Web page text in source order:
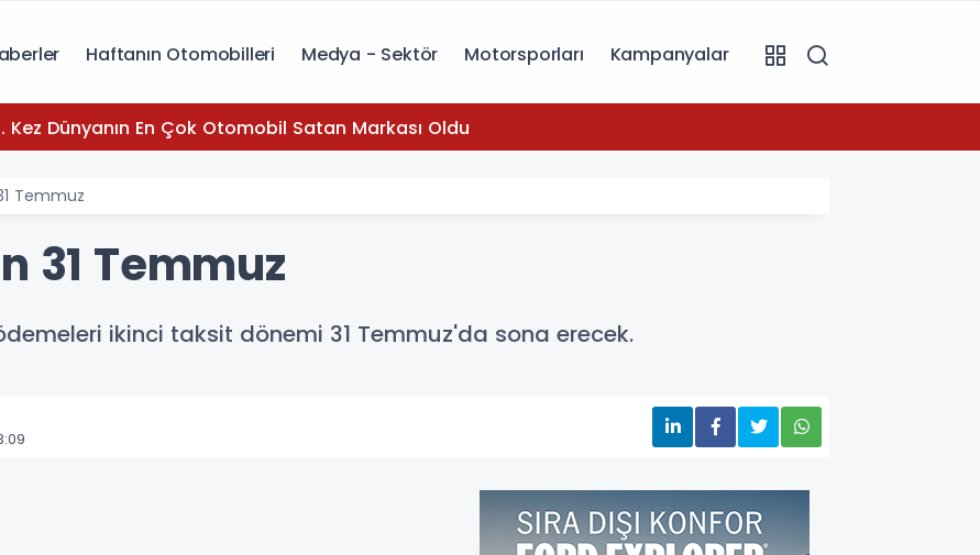
Haftanın Otomobilleri Medya - Sektör Motorsporları Kampanyalar
Kez Dünyanın En Çok Otomobil Satan Markası Oldu
Temmuz
31 Temmuz
ikinci taksit dönemi 31 Temmuz'da sona erecek.